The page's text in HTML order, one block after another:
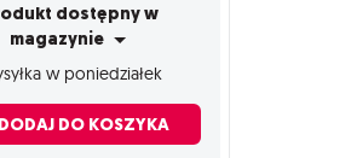
dostępny w
magazynie
w poniedziałek
DODAJ DO KOSZYKA